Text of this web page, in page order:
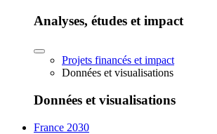
Analyses, études et impact
Projets financés et impact
Données et visualisations
Données et visualisations
France 2030